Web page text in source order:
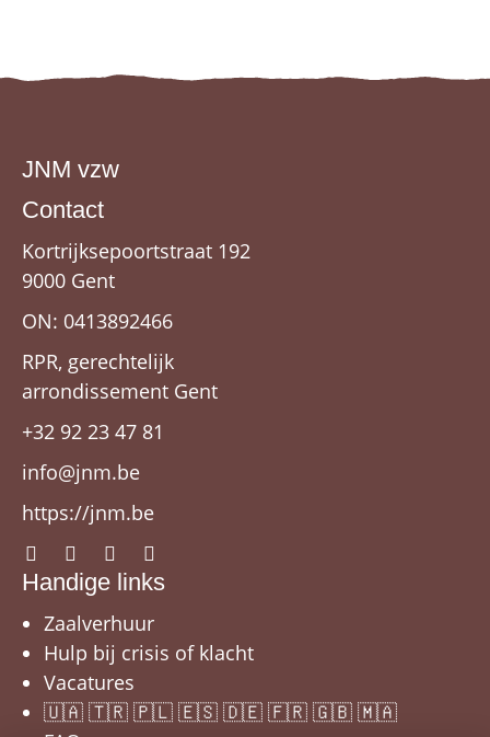
JNM vzw
Contact
Kortrijksepoortstraat 192
9000 Gent
ON: 0413892466
RPR, gerechtelijk
arrondissement Gent
+32 92 23 47 81
info@jnm.be
https://jnm.be
Handige links
Zaalverhuur
Hulp bij crisis of klacht
Vacatures
🇺🇦 🇹🇷 🇵🇱 🇪🇸 🇩🇪 🇫🇷 🇬🇧 🇲🇦